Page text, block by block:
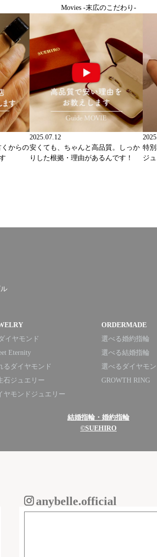
Movies -末広のこだわり-
くからの
2025.07.12
安くても、ちゃんと高品質。しっか
りした根拠・理由があるんです！
特
ジ
イヤモンド
Eternity
るダイヤモンド
石ジュエリー
ヤモンドジュエリー
ORDERMADE
選べる婚約指輪
選べる結婚指輪
選べるダイヤモ
GROWTH RING
結婚指輪・婚約指輪
©SUEHIRO
anybelle.official